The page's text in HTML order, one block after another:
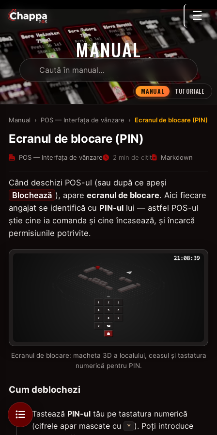
☰
MANUAL
MANUAL TUTORIALE
Manual › POS — Interfața de vânzare › Ecranul de blocare (PIN)
Ecranul de blocare (PIN)
POS — Interfața de vânzare 2 min de citit Markdown
Când deschizi POS-ul (sau după ce apeși
Blochează ), apare ecranul de blocare. Aici fiecare
angajat se identifică cu PIN-ul lui — astfel POS-ul
știe cine ia comanda și cine încasează, și încarcă
permisiunile potrivite.
Ecranul de blocare: macheta 3D a localului, ceasul și tastatura
numerică pentru PIN.
Cum deblochezi
Tastează PIN-ul tău pe tastatura numerică
(cifrele apar mascate cu
* ). Poți introduce